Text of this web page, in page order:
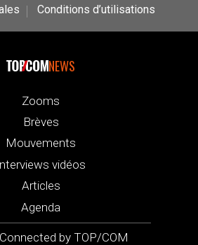
Conditions d’utilisations
NEWS
Zooms
Brèves
Mouvements
vidéos
Articles
Agenda
by TOP/COM